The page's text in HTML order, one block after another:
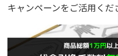
キャンペーンをご活用くだ